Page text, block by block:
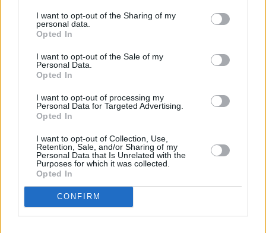
de su consentimiento, pero usted tiene el derecho de
rechazar tal procesamiento. Sus preferencias se aplicarán
cualquier momento entrando de nuevo en este sitio web o
visitando nuestra política de privacidad.
I want to opt-out of the Sharing of my
personal data.
Opted In
I want to opt-out of the Sale of my
Personal Data.
Opted In
I want to opt-out of processing my
Personal Data for Targeted Advertising.
Opted In
I want to opt-out of Collection, Use,
Retention, Sale, and/or Sharing of my
Personal Data that Is Unrelated with the
Purposes for which it was collected.
Opted In
CONFIRM